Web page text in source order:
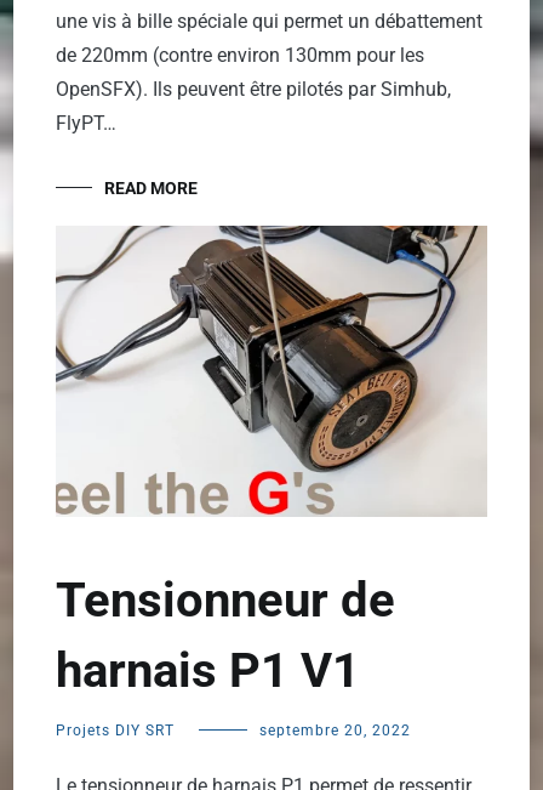
une vis à bille spéciale qui permet un débattement
de 220mm (contre environ 130mm pour les
OpenSFX). Ils peuvent être pilotés par Simhub,
FlyPT…
READ MORE
Tensionneur de
harnais P1 V1
Projets DIY SRT septembre 20, 2022